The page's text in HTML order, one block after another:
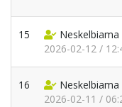
15
Neskelbiama
2026-02-12 /
16
Neskelbiama
2026-02-11 /